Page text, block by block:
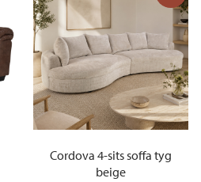
Cordova 4-sits soffa tyg
beige